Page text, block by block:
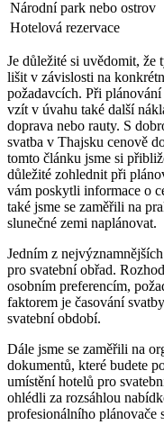
Národní park nebo ostrov
Hotelová rezervace
Je důležité si uvědomit, že
lišit v závislosti na
požadavcích. Při
vzít v úvahu také další
doprava nebo rauty. S
svatba v Thajsku cenově
tomto článku jsme si
důležité zohlednit při
vám poskytli informace o
také jsme se zaměřili na
slunečné zemi naplánovat.
Jedním z
pro svatební obřad.
osobním preferencím,
faktorem je časování
svatební období.
Dále jsme se zaměřili na
dokumentů, které budete
umístění hotelů pro
ohlédli za rozsáhlou
profesionálního plánovače